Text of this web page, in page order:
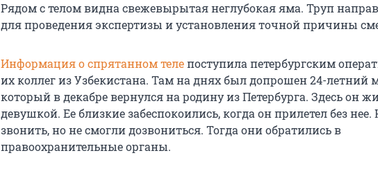
Рядом с телом видна свежевырытая неглубокая яма. Труп
для проведения экспертизы и установления точной причины
Информация о спрятанном телепоступила петербургским
их коллег из Узбекистана. Там на днях был допрошен 24-летний
который в декабре вернулся на родину из Петербурга. Здесь он
девушкой. Ее близкие забеспокоились, когда он прилетел без
звонить, но не смогли дозвониться. Тогда они обратились в
правоохранительные органы.